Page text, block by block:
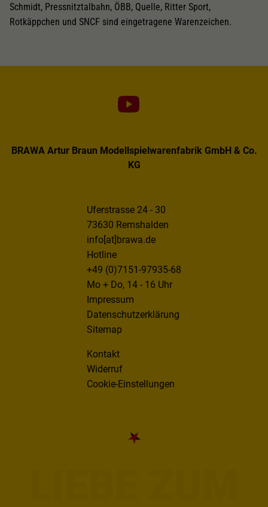
Schmidt, Pressnitztalbahn, ÖBB, Quelle, Ritter Sport,
Rotkäppchen und SNCF sind eingetragene Warenzeichen.
BRAWA Artur Braun Modellspielwarenfabrik GmbH & Co.
KG
Uferstrasse 24 - 30
73630 Remshalden
info[at]brawa.de
Hotline
+49 (0)7151-97935-68
Mo + Do, 14 - 16 Uhr
Impressum
Datenschutzerklärung
Sitemap
Kontakt
Widerruf
Cookie-Einstellungen